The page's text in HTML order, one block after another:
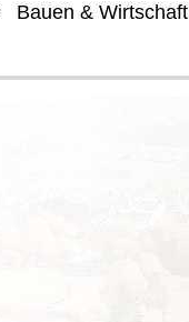
Bauen & Wirtschaft